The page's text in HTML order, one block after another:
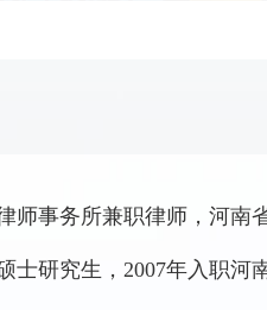
师事务所兼职律师，河南
士研究生，2007年入职河